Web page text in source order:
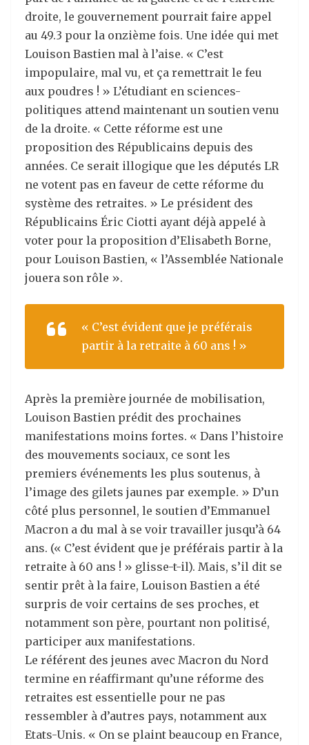
droite, le gouvernement pourrait faire appel
au 49.3 pour la onzième fois. Une idée qui met
Louison Bastien mal à l’aise. « C’est
impopulaire, mal vu, et ça remettrait le feu
aux poudres ! » L’étudiant en sciences-
politiques attend maintenant un soutien venu
de la droite. « Cette réforme est une
proposition des Républicains depuis des
années. Ce serait illogique que les députés LR
ne votent pas en faveur de cette réforme du
système des retraites. » Le président des
Républicains Éric Ciotti ayant déjà appelé à
voter pour la proposition d’Elisabeth Borne,
pour Louison Bastien, « l’Assemblée Nationale
jouera son rôle ».
« C’est évident que je préférais
partir à la retraite à 60 ans ! »
Après la première journée de mobilisation,
Louison Bastien prédit des prochaines
manifestations moins fortes. « Dans l’histoire
des mouvements sociaux, ce sont les
premiers événements les plus soutenus, à
l’image des gilets jaunes par exemple. » D’un
côté plus personnel, le soutien d’Emmanuel
Macron a du mal à se voir travailler jusqu’à 64
ans. (« C’est évident que je préférais partir à la
retraite à 60 ans ! » glisse-t-il). Mais, s’il dit se
sentir prêt à la faire, Louison Bastien a été
surpris de voir certains de ses proches, et
notamment son père, pourtant non politisé,
participer aux manifestations.
Le référent des jeunes avec Macron du Nord
termine en réaffirmant qu’une réforme des
retraites est essentielle pour ne pas
ressembler à d’autres pays, notamment aux
Etats-Unis. « On se plaint beaucoup en France,